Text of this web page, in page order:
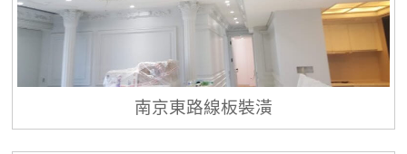
南京東路線板裝潢